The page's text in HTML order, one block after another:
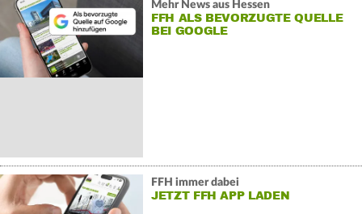
Mehr News aus Hessen
FFH ALS BEVORZUGTE QUELLE
BEI GOOGLE
FFH immer dabei
JETZT FFH APP LADEN